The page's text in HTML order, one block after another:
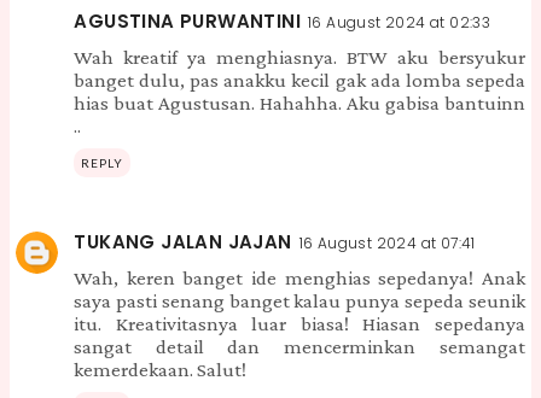
AGUSTINA PURWANTINI 16 August 2024 at 02:33
Wah kreatif ya menghiasnya. BTW aku bersyukur
banget dulu, pas anakku kecil gak ada lomba sepeda
hias buat Agustusan. Hahahha. Aku gabisa bantuinn
..
REPLY
TUKANG JALAN JAJAN 16 August 2024 at 07:41
Wah, keren banget ide menghias sepedanya! Anak
saya pasti senang banget kalau punya sepeda seunik
itu. Kreativitasnya luar biasa! Hiasan sepedanya
sangat detail dan mencerminkan semangat
kemerdekaan. Salut!